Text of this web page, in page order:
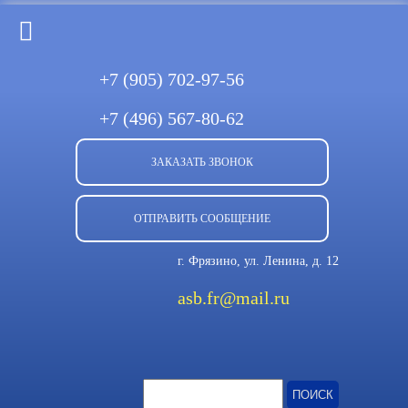
+7 (905) 702-97-56
+7 (496) 567-80-62
ЗАКАЗАТЬ ЗВОНОК
ОТПРАВИТЬ СООБЩЕНИЕ
г. Фрязино, ул. Ленина, д. 12
asb.fr@mail.ru